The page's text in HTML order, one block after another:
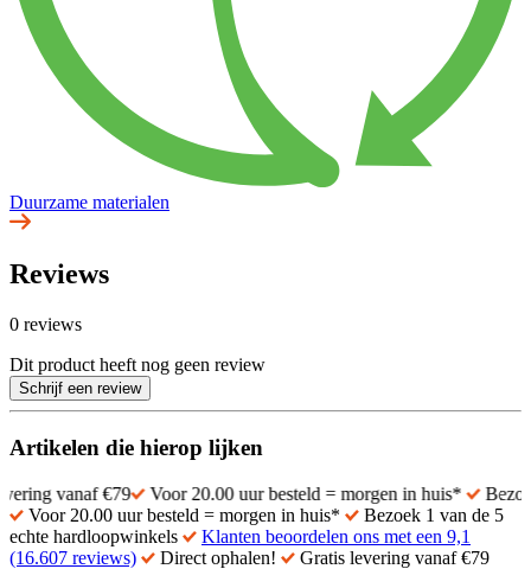
Duurzame materialen
Reviews
0 reviews
Dit product heeft nog geen review
Schrijf een review
Artikelen die hierop lijken
€79 Voor 20.00 uur besteld = morgen in huis*
Bezoek 1
Voor 20.00 uur besteld = morgen in huis*
Bezoek 1 van de 5
echte hardloopwinkels
Klanten beoordelen ons met een 9,1
(16.607 reviews)
Direct ophalen! Gratis levering vanaf €79